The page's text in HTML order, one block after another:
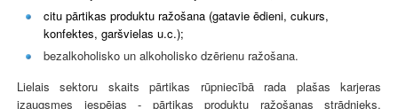
citu pārtikas produktu ražošana (gatavie ēdieni, cukurs,
konfektes, garšvielas u.c.);
bezalkoholisko un alkoholisko dzērienu ražošana.
Lielais sektoru skaits pārtikas rūpniecībā rada plašas karjeras
izaugsmes iespējas - pārtikas produktu ražošanas strādnieks,